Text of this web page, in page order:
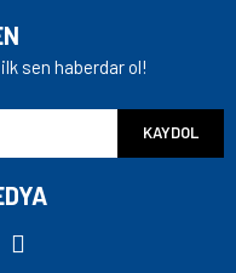
görüntülenemiyor.
bulunuyor.
sen haberdar ol!
KAYDOL